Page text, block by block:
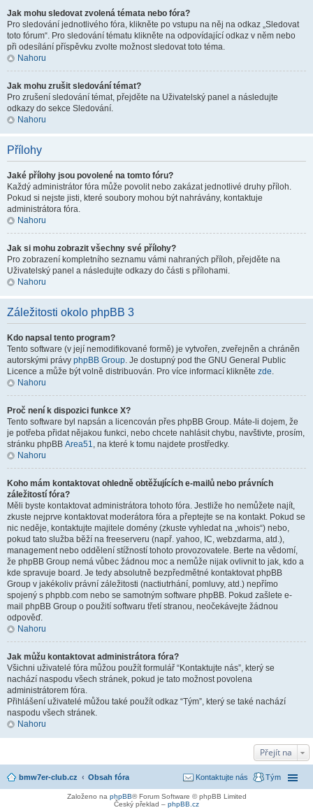
Jak mohu sledovat zvolená témata nebo fóra?
Pro sledování jednotlivého fóra, klikněte po vstupu na něj na odkaz „Sledovat
toto fórum“. Pro sledování tématu klikněte na odpovídající odkaz v něm nebo
při odesílání příspěvku zvolte možnost sledovat toto téma.
Nahoru
Jak mohu zrušit sledování témat?
Pro zrušení sledování témat, přejděte na Uživatelský panel a následujte
odkazy do sekce Sledování.
Nahoru
Přílohy
Jaké přílohy jsou povolené na tomto fóru?
Každý administrátor fóra může povolit nebo zakázat jednotlivé druhy příloh.
Pokud si nejste jisti, které soubory mohou být nahrávány, kontaktuje
administrátora fóra.
Nahoru
Jak si mohu zobrazit všechny své přílohy?
Pro zobrazení kompletního seznamu vámi nahraných příloh, přejděte na
Uživatelský panel a následujte odkazy do části s přílohami.
Nahoru
Záležitosti okolo phpBB 3
Kdo napsal tento program?
Tento software (v její nemodifikované formě) je vytvořen, zveřejněn a chráněn
autorskými právy phpBB Group. Je dostupný pod the GNU General Public
Licence a může být volně distribuován. Pro více informací klikněte zde.
Nahoru
Proč není k dispozici funkce X?
Tento software byl napsán a licencován přes phpBB Group. Máte-li dojem, že
je potřeba přidat nějakou funkci, nebo chcete nahlásit chybu, navštivte, prosím,
stránku phpBB Area51, na které k tomu najdete prostředky.
Nahoru
Koho mám kontaktovat ohledně obtěžujících e-mailů nebo právních
záležitostí fóra?
Měli byste kontaktovat administrátora tohoto fóra. Jestliže ho nemůžete najít,
zkuste nejprve kontaktovat moderátora fóra a přeptejte se na kontakt. Pokud se
nic neděje, kontaktujte majitele domény (zkuste vyhledat na „whois“) nebo,
pokud tato služba běží na freeserveru (např. yahoo, IC, webzdarma, atd.),
management nebo oddělení stížností tohoto provozovatele. Berte na vědomí,
že phpBB Group nemá vůbec žádnou moc a nemůže nijak ovlivnit to jak, kdo a
kde spravuje board. Je tedy absolutně bezpředmětné kontaktovat phpBB
Group v jakékoliv právní záležitosti (nactiutrhání, pomluvy, atd.) nepřímo
spojený s phpbb.com nebo se samotným software phpBB. Pokud zašlete e-
mail phpBB Group o použití softwaru třetí stranou, neočekávejte žádnou
odpověď.
Nahoru
Jak můžu kontaktovat administrátora fóra?
Všichni uživatelé fóra můžou použít formulář “Kontaktujte nás”, který se
nachází naspodu všech stránek, pokud je tato možnost povolena
administrátorem fóra.
Přihlášení uživatelé můžou také použít odkaz “Tým”, který se také nachází
naspodu všech stránek.
Nahoru
Přejít na
bmw7er-club.cz Obsah fóra Tým
Kontaktujte nás
Založeno na phpBB® Forum Software © phpBB Limited
Český překlad – phpBB.cz